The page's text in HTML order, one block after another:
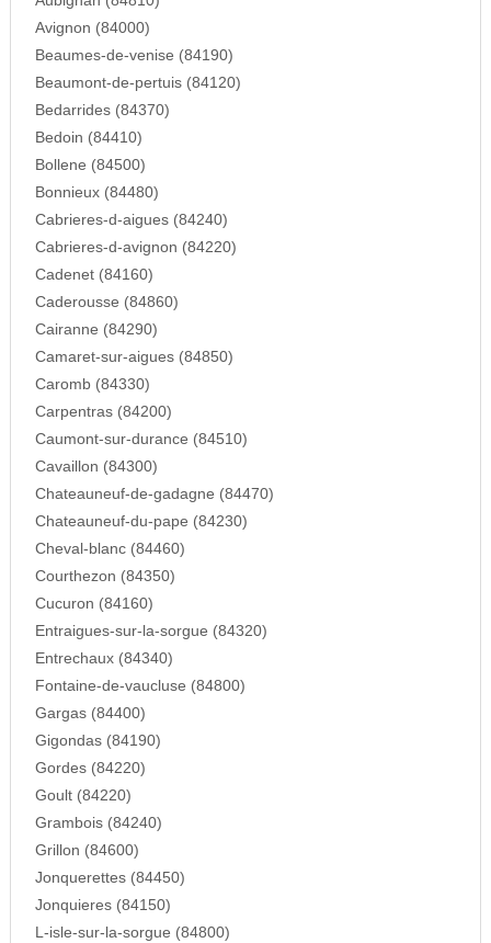
Avignon (84000)
Beaumes-de-venise (84190)
Beaumont-de-pertuis (84120)
Bedarrides (84370)
Bedoin (84410)
Bollene (84500)
Bonnieux (84480)
Cabrieres-d-aigues (84240)
Cabrieres-d-avignon (84220)
Cadenet (84160)
Caderousse (84860)
Cairanne (84290)
Camaret-sur-aigues (84850)
Caromb (84330)
Carpentras (84200)
Caumont-sur-durance (84510)
Cavaillon (84300)
Chateauneuf-de-gadagne (84470)
Chateauneuf-du-pape (84230)
Cheval-blanc (84460)
Courthezon (84350)
Cucuron (84160)
Entraigues-sur-la-sorgue (84320)
Entrechaux (84340)
Fontaine-de-vaucluse (84800)
Gargas (84400)
Gigondas (84190)
Gordes (84220)
Goult (84220)
Grambois (84240)
Grillon (84600)
Jonquerettes (84450)
Jonquieres (84150)
L-isle-sur-la-sorgue (84800)